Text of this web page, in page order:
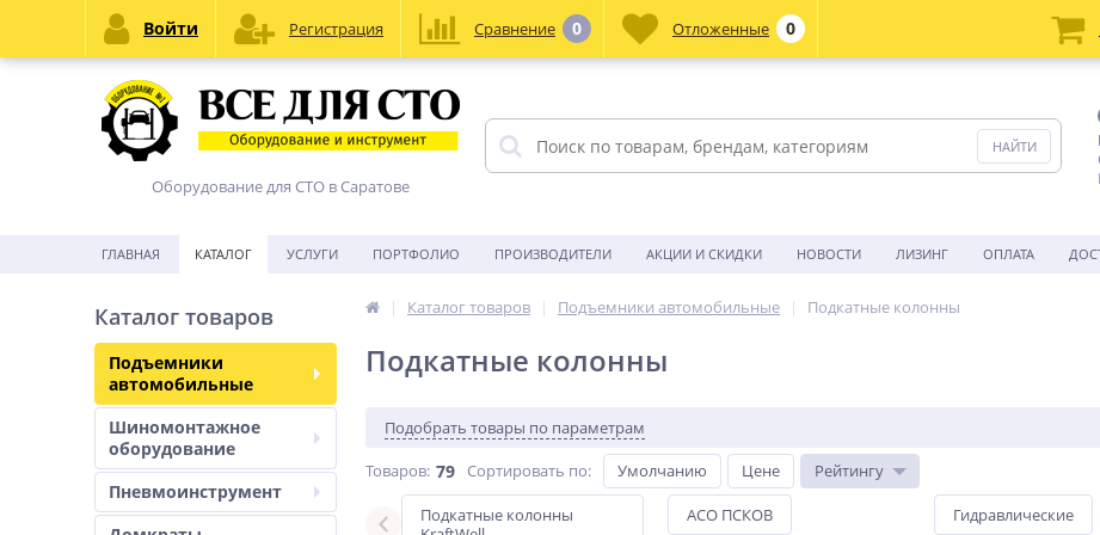
Оборудование для СТО в Саратове
ГЛАВНАЯ КАТАЛОГ УСЛУГИ ПОРТФОЛИО ПРОИЗВОДИТЕЛИ АКЦИИ И СКИДКИ НОВОСТИ ЛИЗИНГ ОПЛАТА
Каталог товаров
Подъемники
автомобильные
Шиномонтажное
оборудование
Пневмоинструмент
Каталог товаров Подъемники автомобильные Подкатные колонны
Подкатные колонны
Подобрать товары по параметрам
Товаров: 79 Сортировать по: Умолчанию Цене Рейтингу
Подкатные колонны ДАР3
Подкатные колонны
АСО ПСКОВ Гидравлические
Войти Регистрация Сравнение 0 Отложенные 0